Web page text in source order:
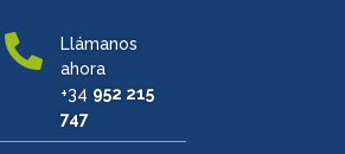

Llámanos
ahora
+34 952 215
747